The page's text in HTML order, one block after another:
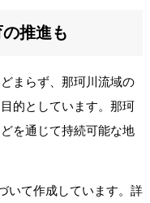
推進も
まらず、那珂川流域の
的としています。那珂
を通じて持続可能な地
いて作成しています。詳